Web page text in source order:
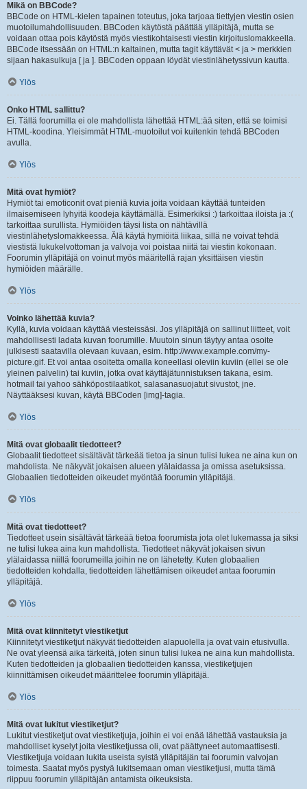
Mikä on BBCode?
BBCode on HTML-kielen tapainen toteutus, joka tarjoaa tiettyjen viestin osien
muotoilumahdollisuuden. BBCoden käytöstä päättää ylläpitäjä, mutta se
voidaan ottaa pois käytöstä myös viestikohtaisesti viestin kirjoituslomakkeella.
BBCode itsessään on HTML:n kaltainen, mutta tagit käyttävät < ja > merkkien
sijaan hakasulkuja [ ja ]. BBCoden oppaan löydät viestinlähetyssivun kautta.
Ylös
Onko HTML sallittu?
Ei. Tällä foorumilla ei ole mahdollista lähettää HTML:ää siten, että se toimisi
HTML-koodina. Yleisimmät HTML-muotoilut voi kuitenkin tehdä BBCoden
avulla.
Ylös
Mitä ovat hymiöt?
Hymiöt tai emoticonit ovat pieniä kuvia joita voidaan käyttää tunteiden
ilmaisemiseen lyhyitä koodeja käyttämällä. Esimerkiksi :) tarkoittaa iloista ja :(
tarkoittaa surullista. Hymiöiden täysi lista on nähtävillä
viestinlähetyslomakkeessa. Älä käytä hymiöitä liikaa, sillä ne voivat tehdä
viestistä lukukelvottoman ja valvoja voi poistaa niitä tai viestin kokonaan.
Foorumin ylläpitäjä on voinut myös määritellä rajan yksittäisen viestin
hymiöiden määrälle.
Ylös
Voinko lähettää kuvia?
Kyllä, kuvia voidaan käyttää viesteissäsi. Jos ylläpitäjä on sallinut liitteet, voit
mahdollisesti ladata kuvan foorumille. Muutoin sinun täytyy antaa osoite
julkisesti saatavilla olevaan kuvaan, esim. http://www.example.com/my-
picture.gif. Et voi antaa osoitetta omalla koneellasi oleviin kuviin (ellei se ole
yleinen palvelin) tai kuviin, jotka ovat käyttäjätunnistuksen takana, esim.
hotmail tai yahoo sähköpostilaatikot, salasanasuojatut sivustot, jne.
Näyttääksesi kuvan, käytä BBCoden [img]-tagia.
Ylös
Mitä ovat globaalit tiedotteet?
Globaalit tiedotteet sisältävät tärkeää tietoa ja sinun tulisi lukea ne aina kun on
mahdolista. Ne näkyvät jokaisen alueen ylälaidassa ja omissa asetuksissa.
Globaalien tiedotteiden oikeudet myöntää foorumin ylläpitäjä.
Ylös
Mitä ovat tiedotteet?
Tiedotteet usein sisältävät tärkeää tietoa foorumista jota olet lukemassa ja siksi
ne tulisi lukea aina kun mahdollista. Tiedotteet näkyvät jokaisen sivun
ylälaidassa niillä foorumeilla joihin ne on lähetetty. Kuten globaalien
tiedotteiden kohdalla, tiedotteiden lähettämisen oikeudet antaa foorumin
ylläpitäjä.
Ylös
Mitä ovat kiinnitetyt viestiketjut
Kiinnitetyt viestiketjut näkyvät tiedotteiden alapuolella ja ovat vain etusivulla.
Ne ovat yleensä aika tärkeitä, joten sinun tulisi lukea ne aina kun mahdollista.
Kuten tiedotteiden ja globaalien tiedotteiden kanssa, viestiketjujen
kiinnittämisen oikeudet määrittelee foorumin ylläpitäjä.
Ylös
Mitä ovat lukitut viestiketjut?
Lukitut viestiketjut ovat viestiketjuja, joihin ei voi enää lähettää vastauksia ja
mahdolliset kyselyt joita viestiketjussa oli, ovat päättyneet automaattisesti.
Viestiketjuja voidaan lukita useista syistä ylläpitäjän tai foorumin valvojan
toimesta. Saatat myös pystyä lukitsemaan oman viestiketjusi, mutta tämä
riippuu foorumin ylläpitäjän antamista oikeuksista.